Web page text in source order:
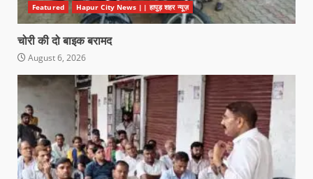
Featured Hapur City News || हापुड़ शहर न्यूज़
चोरी की दो बाइक बरामद
August 6, 2026